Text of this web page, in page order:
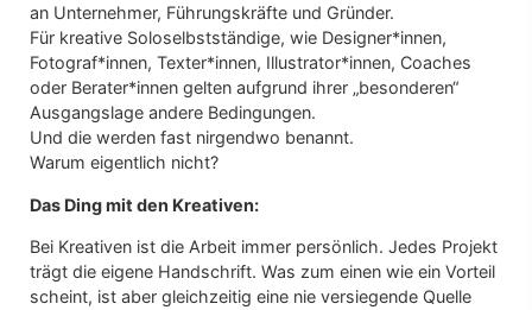
an Unternehmer, Führungskräfte und Gründer.
Für kreative Soloselbstständige, wie Designer*innen,
Fotograf*innen, Texter*innen, Illustrator*innen, Coaches
oder Berater*innen gelten aufgrund ihrer „besonderen“
Ausgangslage andere Bedingungen.
Und die werden fast nirgendwo benannt.
Warum eigentlich nicht?
Das Ding mit den Kreativen:
Bei Kreativen ist die Arbeit immer persönlich. Jedes Projekt
trägt die eigene Handschrift. Was zum einen wie ein Vorteil
scheint, ist aber gleichzeitig eine nie versiegende Quelle